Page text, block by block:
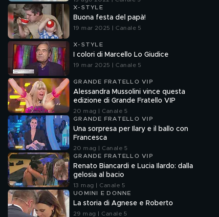
X-STYLE
Buona festa del papà!
19 mar 2025 | Canale 5
X-STYLE
I colori di Marcello Lo Giudice
19 mar 2025 | Canale 5
GRANDE FRATELLO VIP
Alessandra Mussolini vince questa
edizione di Grande Fratello VIP
20 mag | Canale 5
GRANDE FRATELLO VIP
Una sorpresa per Ilary e il ballo con
Francesca
20 mag | Canale 5
GRANDE FRATELLO VIP
Renato Biancardi e Lucia Ilardo: dalla
gelosia al bacio
13 mag | Canale 5
UOMINI E DONNE
La storia di Agnese e Roberto
29 mag | Canale 5